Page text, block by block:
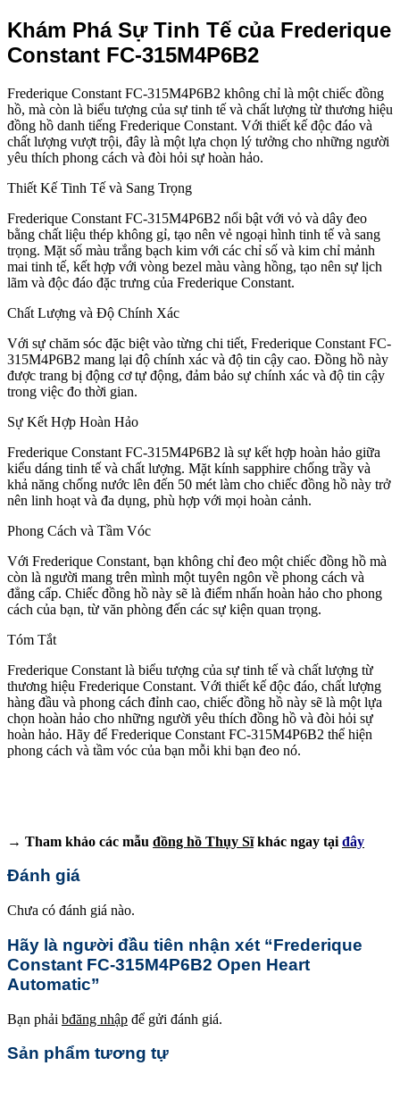
Khám Phá Sự Tinh Tế của Frederique
Constant FC-315M4P6B2
Frederique Constant FC-315M4P6B2 không chỉ là một chiếc đồng
hồ, mà còn là biểu tượng của sự tinh tế và chất lượng từ thương hiệu
đồng hồ danh tiếng Frederique Constant. Với thiết kế độc đáo và
chất lượng vượt trội, đây là một lựa chọn lý tưởng cho những người
yêu thích phong cách và đòi hỏi sự hoàn hảo.
Thiết Kế Tinh Tế và Sang Trọng
Frederique Constant FC-315M4P6B2 nổi bật với vỏ và dây đeo
bằng chất liệu thép không gỉ, tạo nên vẻ ngoại hình tinh tế và sang
trọng. Mặt số màu trắng bạch kim với các chỉ số và kim chỉ mảnh
mai tinh tế, kết hợp với vòng bezel màu vàng hồng, tạo nên sự lịch
lãm và độc đáo đặc trưng của Frederique Constant.
Chất Lượng và Độ Chính Xác
Với sự chăm sóc đặc biệt vào từng chi tiết, Frederique Constant FC-
315M4P6B2 mang lại độ chính xác và độ tin cậy cao. Đồng hồ này
được trang bị động cơ tự động, đảm bảo sự chính xác và độ tin cậy
trong việc đo thời gian.
Sự Kết Hợp Hoàn Hảo
Frederique Constant FC-315M4P6B2 là sự kết hợp hoàn hảo giữa
kiểu dáng tinh tế và chất lượng. Mặt kính sapphire chống trầy và
khả năng chống nước lên đến 50 mét làm cho chiếc đồng hồ này trở
nên linh hoạt và đa dụng, phù hợp với mọi hoàn cảnh.
Phong Cách và Tầm Vóc
Với Frederique Constant, bạn không chỉ đeo một chiếc đồng hồ mà
còn là người mang trên mình một tuyên ngôn về phong cách và
đẳng cấp. Chiếc đồng hồ này sẽ là điểm nhấn hoàn hảo cho phong
cách của bạn, từ văn phòng đến các sự kiện quan trọng.
Tóm Tắt
Frederique Constant là biểu tượng của sự tinh tế và chất lượng từ
thương hiệu Frederique Constant. Với thiết kế độc đáo, chất lượng
hàng đầu và phong cách đỉnh cao, chiếc đồng hồ này sẽ là một lựa
chọn hoàn hảo cho những người yêu thích đồng hồ và đòi hỏi sự
hoàn hảo. Hãy để Frederique Constant FC-315M4P6B2 thể hiện
phong cách và tầm vóc của bạn mỗi khi bạn đeo nó.
→ Tham khảo các mẫu đồng hồ Thụy Sĩkhác ngay tại đây
Đánh giá
Chưa có đánh giá nào.
Hãy là người đầu tiên nhận xét “Frederique
Constant FC-315M4P6B2 Open Heart
Automatic”
Bạn phải bđăng nhập để gửi đánh giá.
Sản phẩm tương tự